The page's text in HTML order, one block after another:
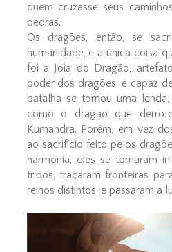
quem cruzasse seus
pedras.
Os dragões, então, se
humanidade, e a única coisa
foi a Jóia do Dragão,
poder dos dragões, e capaz
batalha se tornou uma
como o dragão que
Kumandra. Porém, em vez
ao sacrifício feito pelos
harmonia, eles se tornaram
tribos, traçaram fronteiras
reinos distintos, e passaram a